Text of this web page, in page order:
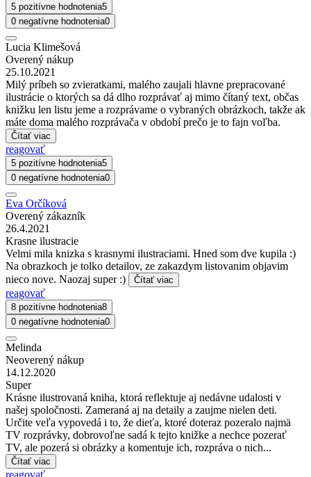
5 pozitívne hodnotenia5
0 negatívne hodnotenia0
Lucia Klimešová
Overený nákup
25.10.2021
Milý príbeh so zvieratkami, malého zaujali hlavne prepracované
ilustrácie o ktorých sa dá dlho rozprávať aj mimo čítaný text, občas
knižku len listu jeme a rozprávame o vybraných obrázkoch, takže ak
máte doma malého rozprávača v období prečo je to fajn voľba.
Čítať viac
reagovať
5 pozitívne hodnotenia5
0 negatívne hodnotenia0
Eva Orčíková
Overený zákazník
26.4.2021
Krasne ilustracie
Velmi mila knizka s krasnymi ilustraciami. Hned som dve kupila :)
Na obrazkoch je tolko detailov, ze zakazdym listovanim objavim
nieco nove. Naozaj super :)
Čítať viac
reagovať
8 pozitívne hodnotenia8
0 negatívne hodnotenia0
Melinda
Neoverený nákup
14.12.2020
Super
Krásne ilustrovaná kniha, ktorá reflektuje aj nedávne udalosti v
našej spoločnosti. Zameraná aj na detaily a zaujme nielen deti.
Určite veľa vypovedá i to, že dieťa, ktoré doteraz pozeralo najmä
TV rozprávky, dobrovoľne sadá k tejto knižke a nechce pozerať
TV, ale pozerá si obrázky a komentuje ich, rozpráva o nich...
Čítať viac